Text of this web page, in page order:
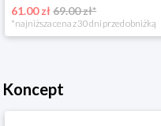
61.00 zł69.00 zł*
*najniższa cena z 30 dni przed obniżką